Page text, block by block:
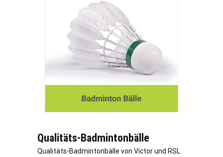
Qualitäts-Badmintonbälle
Qualitäts-Badmintonbälle von Victor und RSL